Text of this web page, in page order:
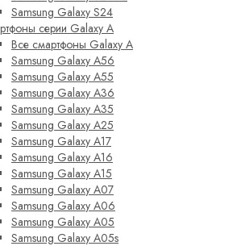
Samsung Galaxy S24
серии Galaxy A
Все смартфоны Galaxy A
Samsung Galaxy A56
Samsung Galaxy A55
Samsung Galaxy A36
Samsung Galaxy A35
Samsung Galaxy A25
Samsung Galaxy A17
Samsung Galaxy A16
Samsung Galaxy A15
Samsung Galaxy A07
Samsung Galaxy A06
Samsung Galaxy A05
Samsung Galaxy A05s